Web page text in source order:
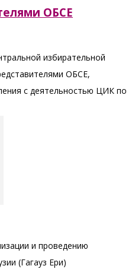
ОБСЕ
избирательной
ОБСЕ,
с деятельностью ЦИК по
и проведению
(Гагауз Ери)